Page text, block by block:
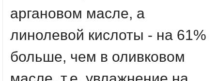
аргановом масле, а
линолевой кислоты - на 61%
больше, чем в оливковом